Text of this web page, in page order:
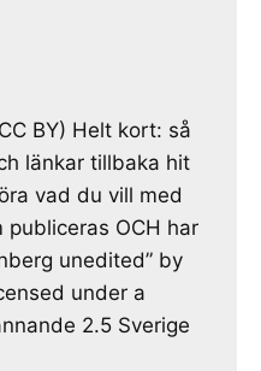
BY) Helt kort: så
länkar tillbaka hit
vad du vill med
OCH har
unedited” by
under a
2.5 Sverige